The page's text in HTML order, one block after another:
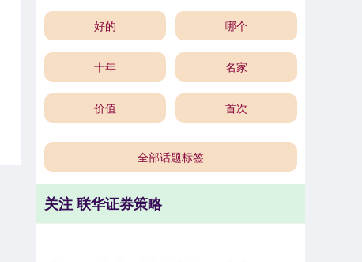
好的 哪个
十年 名家
价值 首次
全部话题标签
关注 联华证券策略